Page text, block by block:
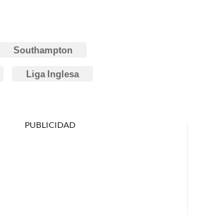
Southampton
Liga Inglesa
PUBLICIDAD